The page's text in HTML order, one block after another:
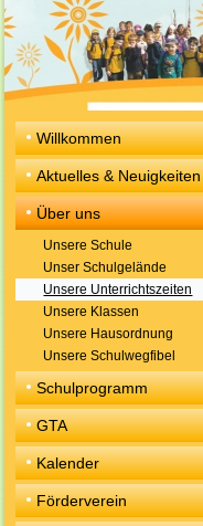
Willkommen
Aktuelles & Neuigkeiten
Über uns
Unsere Schule
Unser Schulgelände
Unsere Unterrichtszeiten
Unsere Klassen
Unsere Hausordnung
Unsere Schulwegfibel
Schulprogramm
GTA
Kalender
Förderverein